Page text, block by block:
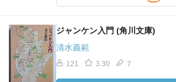
ジャンケン入門 (角川文庫)
清水義範
121 3.30 7